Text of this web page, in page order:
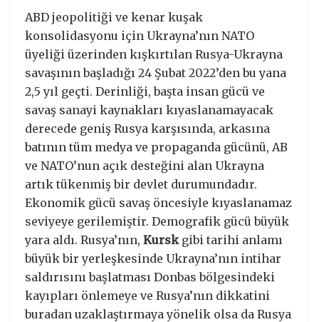
ABD jeopolitiği ve kenar kuşak
konsolidasyonu için Ukrayna’nın NATO
üyeliği üzerinden kışkırtılan Rusya-Ukrayna
savaşının başladığı 24 Şubat 2022’den bu yana
2,5 yıl geçti. Derinliği, başta insan gücü ve
savaş sanayi kaynakları kıyaslanamayacak
derecede geniş Rusya karşısında, arkasına
batının tüm medya ve propaganda gücünü, AB
ve NATO’nun açık desteğini alan Ukrayna
artık tükenmiş bir devlet durumundadır.
Ekonomik gücü savaş öncesiyle kıyaslanamaz
seviyeye gerilemiştir. Demografik gücü büyük
yara aldı. Rusya’nın, Kursk gibi tarihi anlamı
büyük bir yerleşkesinde Ukrayna’nın intihar
saldırısını başlatması Donbas bölgesindeki
kayıpları önlemeye ve Rusya’nın dikkatini
buradan uzaklaştırmaya yönelik olsa da Rusya